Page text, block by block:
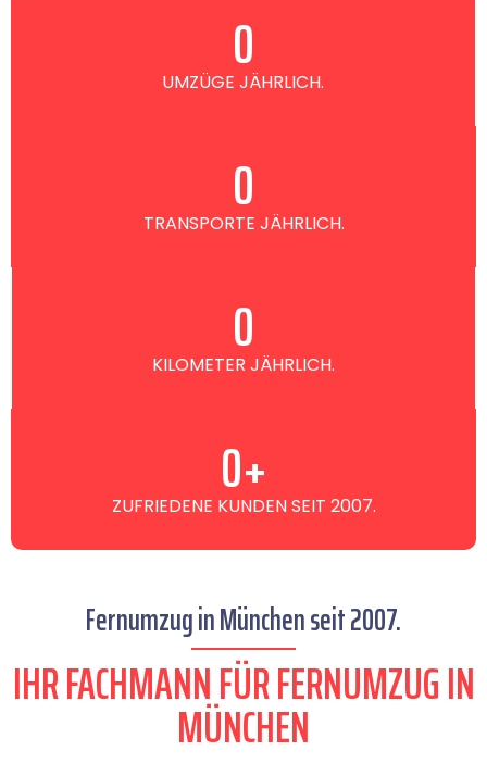
UMZÜGE JÄHRLICH.
0
TRANSPORTE JÄHRLICH.
0
KILOMETER JÄHRLICH.
0
ZUFRIEDENE KUNDEN SEIT 2007.
0+
Fernumzug in München seit 2007.
IHR FACHMANN FÜR FERNUMZUG IN
MÜNCHEN​